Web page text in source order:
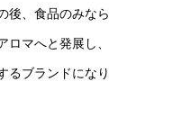
後、食品のみなら
マへと発展し、
るブランドになり